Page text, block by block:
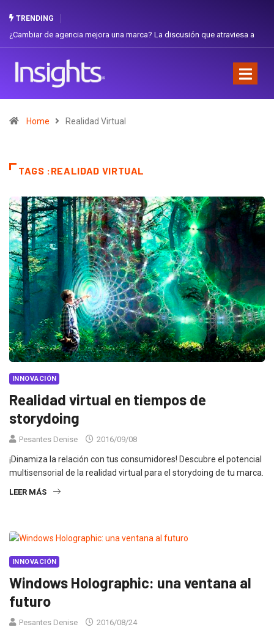
TRENDING
Gabriela Herrera y el arte de cambiarse el sombrero en Corporación
Home Realidad Virtual
TAGS :REALIDAD VIRTUAL
INNOVACIÓN
Realidad virtual en tiempos de
storydoing
Pesantes Denise 2016/09/08
¡Dinamiza la relación con tus consumidores! Descubre el potencial
multisensorial de la realidad virtual para el storydoing de tu marca.
LEER MÁS
INNOVACIÓN
Windows Holographic: una ventana al
futuro
Pesantes Denise 2016/08/24